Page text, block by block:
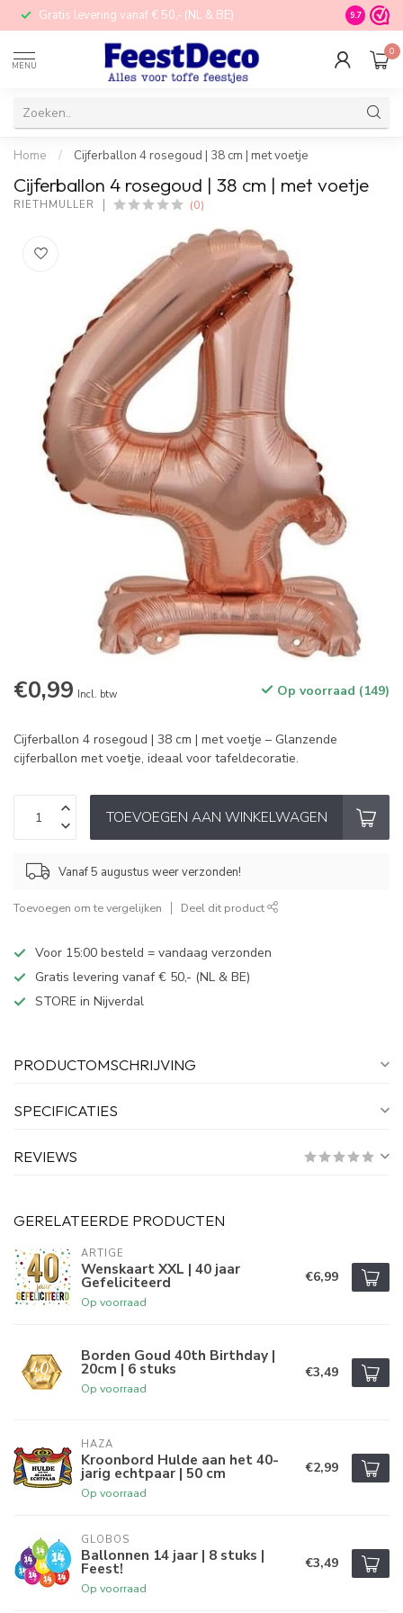
Gratis levering vanaf € 50,- (NL & BE) STORE in
9.7
MENU
0
Home / Cijferballon 4 rosegoud | 38 cm | met voetje
Cijferballon 4 rosegoud | 38 cm | met voetje
RIETHMÜLLER (0)
€0,99 Incl. btw Op voorraad (149)
Cijferballon 4 rosegoud | 38 cm | met voetje – Glanzende
cijferballon met voetje, ideaal voor tafeldecoratie.
TOEVOEGEN AAN WINKELWAGEN
Vanaf 5 augustus weer verzonden!
Toevoegen om te vergelijken Deel dit product
Voor 15:00 besteld = vandaag verzonden
Gratis levering vanaf € 50,- (NL & BE)
STORE in Nijverdal
PRODUCTOMSCHRIJVING
SPECIFICATIES
REVIEWS
GERELATEERDE PRODUCTEN
ARTIGE
Wenskaart XXL | 40 jaar
Gefeliciteerd
Op voorraad
€6,99
Borden Goud 40th Birthday |
20cm | 6 stuks
Op voorraad
€3,49
HAZA
Kroonbord Hulde aan het 40-
jarig echtpaar | 50 cm
Op voorraad
€2,99
GLOBOS
Ballonnen 14 jaar | 8 stuks |
Feest!
Op voorraad
€3,49